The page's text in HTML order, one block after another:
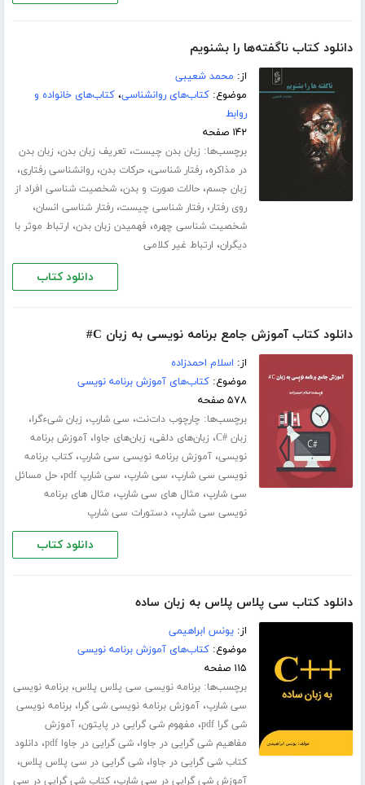
دانلود کتاب ناگفته‌ها را بشنویم
از: محمد شعیبی
موضوع:کتاب‌های روانشناسی،کتاب‌های خانواده و
روابط
۱۴۲ صفحه
برچسب‌ها: زبان بدن چیست، تعریف زبان بدن، زبان بدن
در مذاکره،رفتار شناسی،حرکات بدن،روانشناسی رفتاری،
زبان جسم،حالات صورت و بدن،شخصیت شناسی افراد از
روی رفتار،رفتار شناسی چیست،رفتار شناسی انسان،
شخصیت شناسی چهره، فهمیدن زبان بدن، ارتباط موثر با
دیگران، ارتباط غیر کلامی
دانلود کتاب
دانلود کتاب آموزش جامع برنامه نویسی به زبان C#
از: اسلام احمدزاده
موضوع:کتاب‌های آموزش برنامه نویسی
۵۷۸ صفحه
برچسب‌ها: چارچوب دات‌نت، سی شارپ، زبان شیءگرا،
زبان #C ، زبان‌های دلفی، زبان‌های جاوا،آموزش برنامه
نویسی،آموزش برنامه نویسی سی شارپ،کتاب برنامه
نویسی سی شارپ، سی شارپ، سی شارپ pdf ،حل مسائل
سی شارپ، مثال های سی شارپ، مثال های برنامه
نویسی سی شارپ،دستورات سی شارپ
دانلود کتاب
دانلود کتاب سی پلاس پلاس به زبان ساده
از:یونس ابراهیمی
موضوع:کتاب‌های آموزش برنامه نویسی
۱۱۵ صفحه
برچسب‌ها:برنامه نویسی سی پلاس پلاس،برنامه نویسی
سی شارپ،آموزش برنامه نویسی شی گرا،برنامه نویسی
شی گرا pdf
، مفهوم شی گرایی در پایتون،آموزش
مفاهیم شی گرایی در جاوا،شی گرایی در جاوا pdf ،دانلود
کتاب شی گرایی در جاوا،شی گرایی در سی پلاس پلاس،
آموزش شی گرایی در سی شارپ،کتاب شی گرایی در سی